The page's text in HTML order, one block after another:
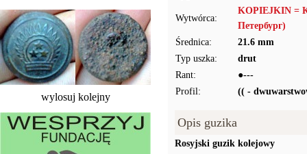
wylosuj kolejny
Wytwórca:
KOPIEJKIN
Петербург)
Średnica:
21.6 mm
Typ uszka:
drut
Rant:
●---
Profil:
(( -
Opis guzika
Rosyjski guzik kolejowy